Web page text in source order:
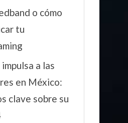
o cómo
tu
a las
en México:
clave sobre su